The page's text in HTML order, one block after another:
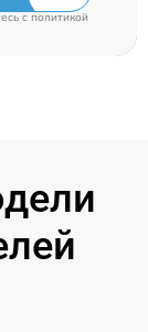
cполитикой